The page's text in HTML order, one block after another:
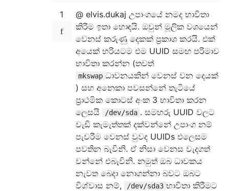
1
@ elvis.dukaj උපාංගයේ නමද භාවිතා
කිරීම ඉතා හොඳයි. ඔවුන් මූලික වශයෙන්
වෙනස් කරුණු දෙකක් ප්‍රකාශ කරයි. එක්
අයෙක් හරියටම එම UUID සමඟ පරිමාව
භාවිතා කරන්න (තවත්
mkswap ධාවනයකින් වෙනස් වන දෙයක්
) සහ අනෙකා පවසන්නේ තැටියේ
ප්‍රාථමික කොටස් අංක 3 භාවිතා කරන
ලෙසයි
/dev/sda . සමහරු UUID වලට
වැඩි කැමැත්තක් දක්වන්නේ උපාංග නම්
පැවරීම වෙනස් වුවද UUIDs එලෙසම
පවතින බැවිනි. ඒ නිසා වෙනස වැදගත්
වන්නේ එබැවිනි. නමුත් ඔබ ධාවකය
නැවත බෙදා නොගන්නා බවට ඔබට
විශ්වාස නම්,
/dev/sda3 භාවිතා කිරීමට